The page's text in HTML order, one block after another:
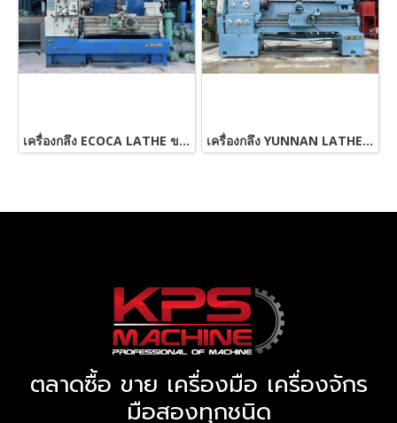
เครื่องกลึง ECOCA LATHE ขนาด 6 ฟุต / รู 2“ / 460 x 1000 380V รุ่นใหม่ มีลิเนียร์ 4 เพลาเด้งเบรคนิ้วมิลในตัวคอม้าไม่เคยเปิด มี 3 ขา / มี 3 จับให้ เครื่องสวยพร้อมใช้ เครื่องกลึง YUNNAN LATHE MACHINE / Type : PVT 500 x 1500 GB เครื่องกลึง 8 ฟุต กระเป๋าไฟฟ้า เครื่องสมบูรณ์ทำงานปกติ พร้อมใช้
ตลาดซื้อ ขาย เครื่องมือ เครื่องจักร
มือสองทุกชนิด